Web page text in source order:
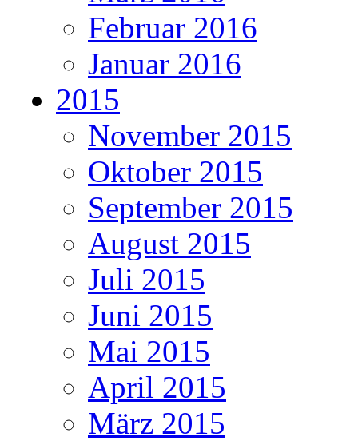
Februar 2016
Januar 2016
2015
November 2015
Oktober 2015
September 2015
August 2015
Juli 2015
Juni 2015
Mai 2015
April 2015
März 2015